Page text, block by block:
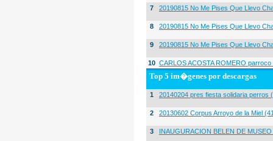
7 20190815 No Me Pises Que Llevo
8 20190815 No Me Pises Que Llevo
9 20190815 No Me Pises Que Llevo
10 CARLOS ACOSTA ROMERO
Top 5 im�genes por descargas
1 20140204 pres fiesta solidaria perros
2 20130602 Corpus Arroyo de la Miel
3 INAUGURACION BELEN DE